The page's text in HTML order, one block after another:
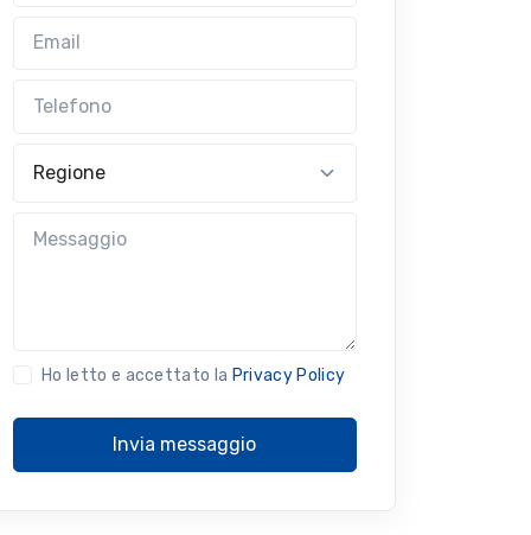
Ho letto e accettato la Privacy Policy
Invia messaggio